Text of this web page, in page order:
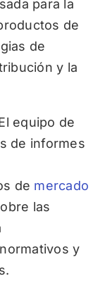
para la
de
de
y la
equipo de
de informes
de mercado
las
y